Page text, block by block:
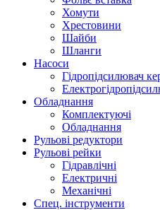
Хомути
Хрестовини
Шайби
Шланги
Насоси
Гідропідсилювач
Обладнання
Комплектуючі
Обладнання
Рульові редуктори
Рульові рейки
Гідравлічні
Електричні
Механічні
Спец. інструменти